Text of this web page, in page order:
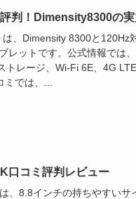
判！Dimensity8300の実
、Dimensity 8300と120Hz
レットです。公式情報では
トレージ、Wi-Fi 6E、4G
では、...
口コミ評判レビュー
、8.8インチの持ちやすいサ